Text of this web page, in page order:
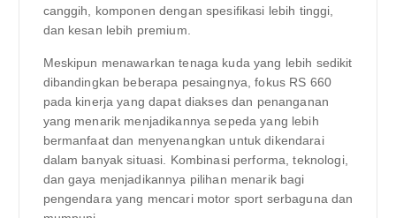
canggih, komponen dengan spesifikasi lebih tinggi,
dan kesan lebih premium.
Meskipun menawarkan tenaga kuda yang lebih sedikit
dibandingkan beberapa pesaingnya, fokus RS 660
pada kinerja yang dapat diakses dan penanganan
yang menarik menjadikannya sepeda yang lebih
bermanfaat dan menyenangkan untuk dikendarai
dalam banyak situasi. Kombinasi performa, teknologi,
dan gaya menjadikannya pilihan menarik bagi
pengendara yang mencari motor sport serbaguna dan